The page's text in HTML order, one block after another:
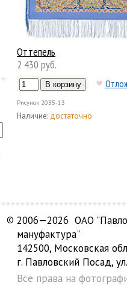
Оттепель
2 430 руб.
Рисунок 2035-13
Наличие: достаточно
© 2006—2026 ОАО
мануфактура"
142500, Московская
г. Павловский Посад,
Все права на